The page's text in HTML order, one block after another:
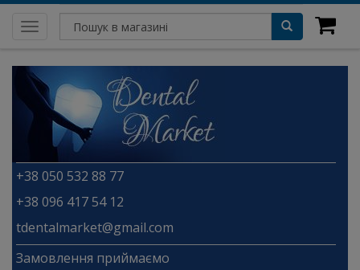
Toggle
navigation
+38 050 532 88 77
+38 096 417 54 12
tdentalmarket@gmail.com
Замовлення приймаємо